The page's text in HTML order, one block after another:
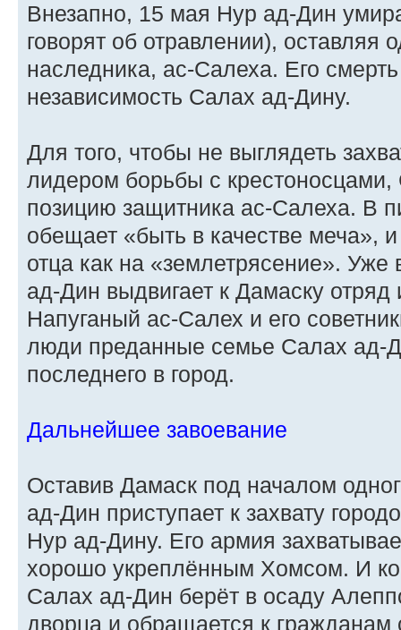
Внезапно, 15 мая Нур ад-Дин
говорят об отравлении), оставляя
наследника, ас-Салеха. Его
независимость Салах ад-Дину.
Для того, чтобы не выглядеть
лидером борьбы с
позицию защитника ас-Салеха. В
обещает «быть в качестве меча»,
отца как на «землетрясение». Уже
ад-Дин выдвигает к Дамаску отряд
Напуганый ас-Салех и его
люди преданные семье Салах ад-
последнего в город.
Дальнейшее завоевание
Оставив Дамаск под началом
ад-Дин приступает к захвату
Нур ад-Дину. Его армия
хорошо укреплённым Хомсом. И
Салах ад-Дин берёт в осаду
дворца и обращается к гражданам